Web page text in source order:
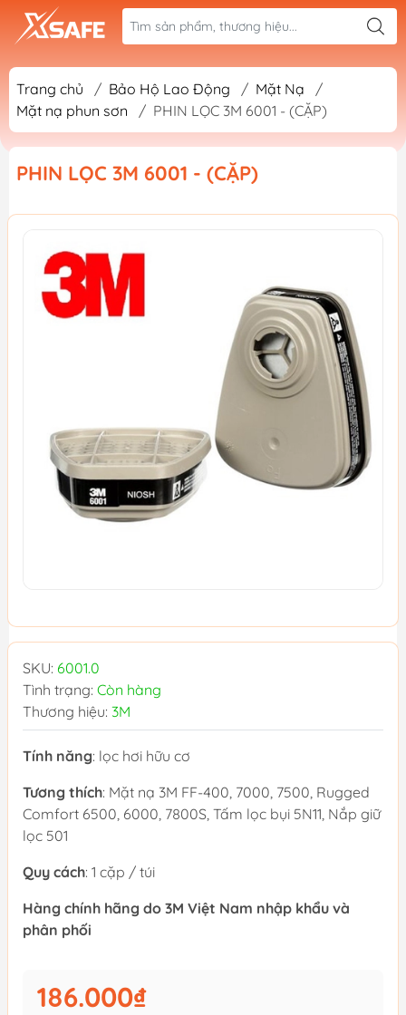
Trang chủ / Bảo Hộ Lao Động / Mặt Nạ
/
Mặt nạ phun sơn
/ PHIN LỌC 3M 6001 - (CẶP)
PHIN LỌC 3M 6001 - (CẶP)
SKU: 6001.0
Tình trạng: Còn hàng
Thương hiệu: 3M
Tính năng: lọc hơi hữu cơ
Tương thích: Mặt nạ 3M FF-400,‎ 7000,‎ 7500,‎ Rugged
Comfort 6500,‎ 6000,‎ 7800S, Tấm lọc bụi 5N11, Nắp giữ
lọc 501
Quy cách: 1 cặp / túi
Hàng chính hãng do 3M Việt Nam nhập khẩu và
phân phối
186.000₫